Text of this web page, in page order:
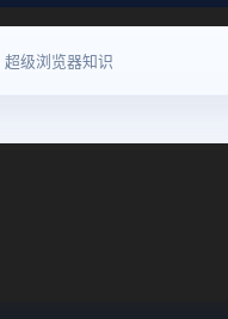
超级浏览器知识